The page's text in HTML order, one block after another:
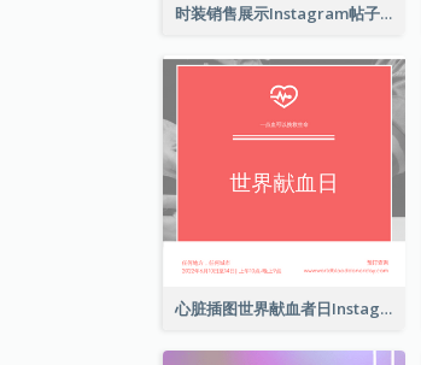
时装销售展示Instagram帖子
心脏插图世界献血者日Instagram帖子